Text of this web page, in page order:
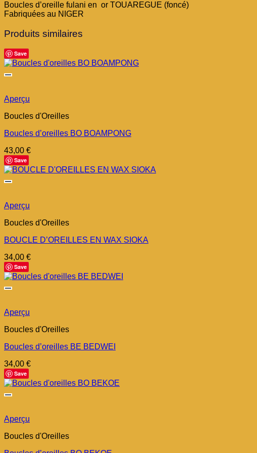
Boucles d’oreille fulani en or TOUAREGUE (foncé)
Fabriquées au NIGER
Produits similaires
Save
Aperçu
Boucles d'Oreilles
Boucles d’oreilles BO BOAMPONG
43,00 €
Save
Aperçu
Boucles d'Oreilles
BOUCLE D’OREILLES EN WAX SIOKA
34,00 €
Save
Aperçu
Boucles d'Oreilles
Boucles d’oreilles BE BEDWEI
34,00 €
Save
Aperçu
Boucles d'Oreilles